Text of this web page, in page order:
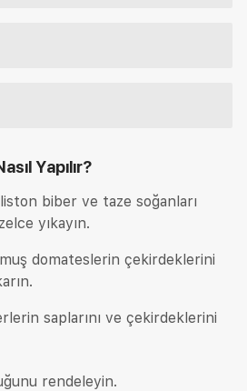
Yapılır?
biber ve taze soğanları
yıkayın.
domateslerin çekirdeklerini
saplarını ve çekirdeklerini
rendeleyin.